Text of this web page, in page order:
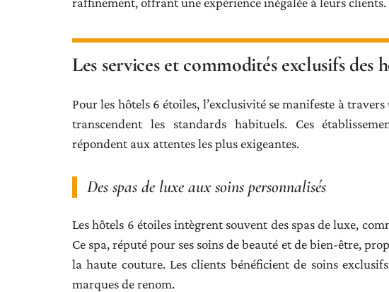
Les services et commodités exclusifs des
Pour les hôtels 6 étoiles, l’exclusivité se manifeste à
transcendent les standards habituels. Ces
répondent aux attentes les plus exigeantes.
Des spas de luxe aux soins personnalisés
Les hôtels 6 étoiles intègrent souvent des spas de luxe,
Ce spa, réputé pour ses soins de beauté et de bien-être,
la haute couture. Les clients bénéficient de soins
marques de renom.